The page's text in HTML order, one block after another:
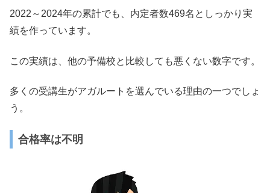
2022～2024年の累計でも、内定者数469名としっかり実
績を作っています。
この実績は、他の予備校と比較しても悪くない数字です。
多くの受講生がアガルートを選んでいる理由の一つでしょ
う。
合格率は不明